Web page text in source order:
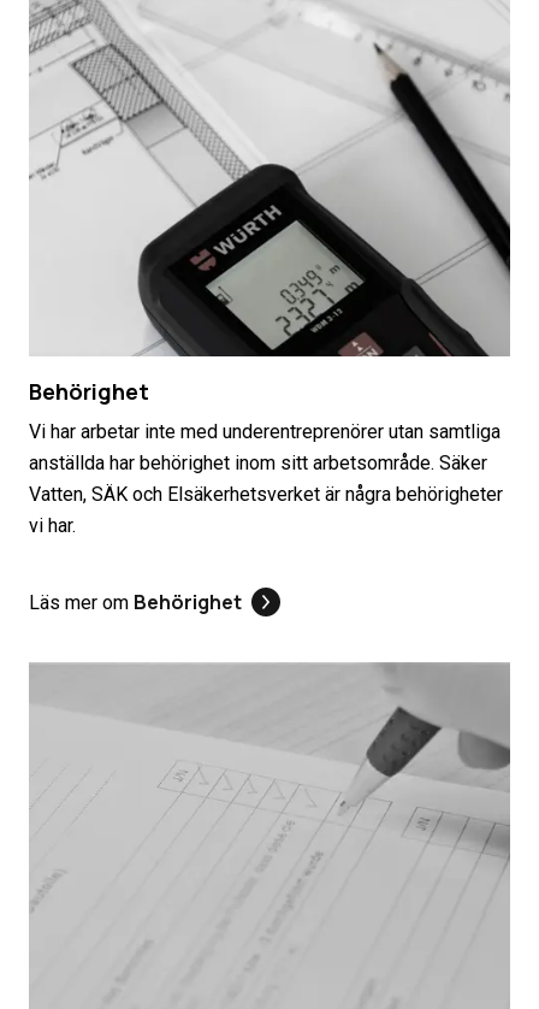
Behörighet
Vi har arbetar inte med underentreprenörer utan samtliga
anställda har behörighet inom sitt arbetsområde. Säker
Vatten, SÄK och Elsäkerhetsverket är några behörigheter
vi har.
Läs mer om Behörighet